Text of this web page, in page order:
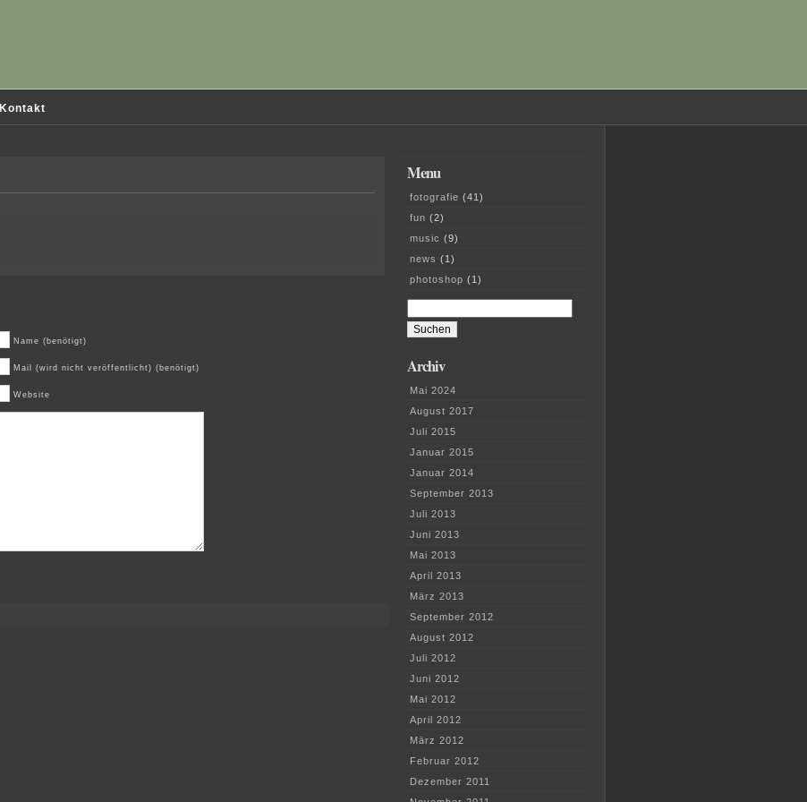
Kontakt
Name (benötigt)
Mail (wird nicht veröffentlicht) (benötigt)
Website
Menu
fotografie (41)
fun (2)
music (9)
news (1)
photoshop (1)
nach:
Archiv
Mai 2024
August 2017
Juli 2015
Januar 2015
Januar 2014
September 2013
Juli 2013
Juni 2013
Mai 2013
April 2013
März 2013
September 2012
August 2012
Juli 2012
Juni 2012
Mai 2012
April 2012
März 2012
Februar 2012
Dezember 2011